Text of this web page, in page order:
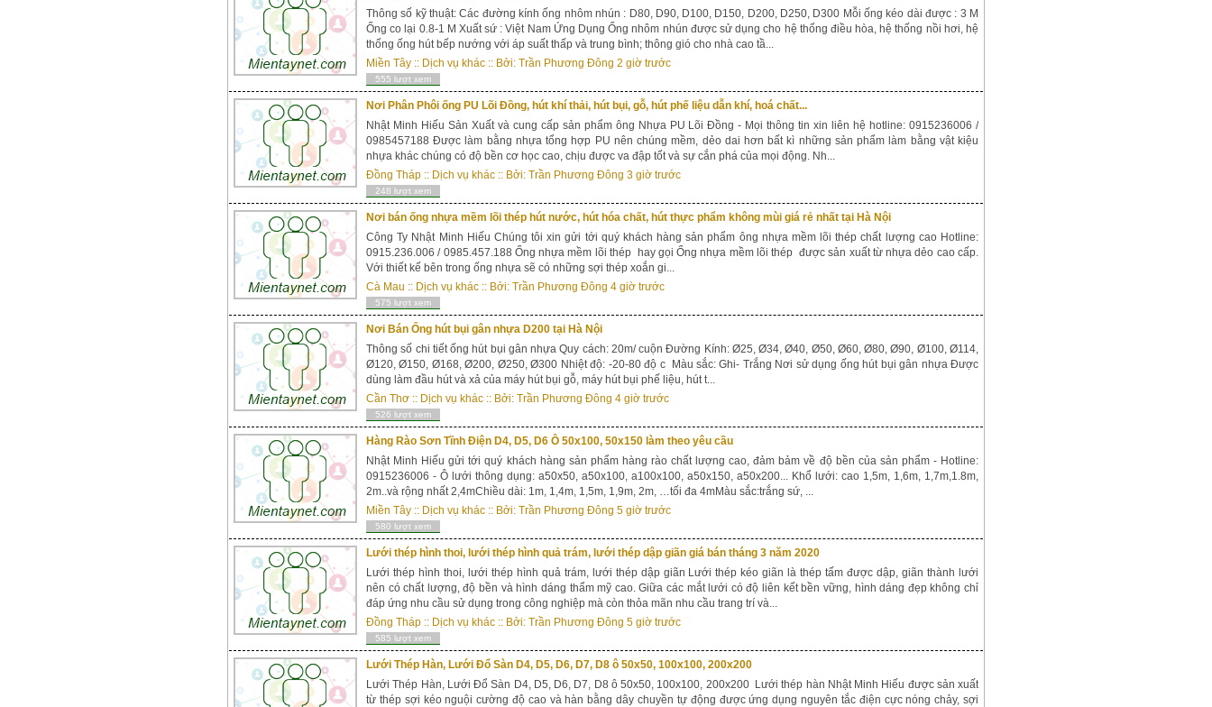
Thông số kỹ thuật: Các đường kính ống nhôm nhún : D80, D90, D100, D150, D200, D250, D300 Mỗi ống kéo dài được : 3 M
Ống co lại 0.8-1 M Xuất sứ : Việt Nam Ứng Dụng Ống nhôm nhún được sử dụng cho hệ thống điều hòa, hệ thống nồi hơi, hệ
thống ống hút bếp nướng với áp suất thấp và trung bình; thông gió cho nhà cao tầ...
Miền Tây :: Dịch vụ khác :: Bởi: Trần Phương Đông 2 giờ trước
555 lượt xem
Nơi Phân Phôi ống PU Lõi Đồng, hút khí thải, hút bụi, gỗ, hút phế liệu dẫn khí, hoá chất...
Nhật Minh Hiếu Sản Xuất và cung cấp sản phẩm ông Nhựa PU Lõi Đồng - Mọi thông tin xin liên hệ hotline: 0915236006 /
0985457188 Được làm bằng nhựa tổng hợp PU nên chúng mềm, dẻo dai hơn bất kì những sản phẩm làm bằng vật kiệu
nhựa khác chúng có độ bền cơ học cao, chịu được va đập tốt và sự cắn phá của mọi động. Nh...
Đồng Tháp :: Dịch vụ khác :: Bởi: Trần Phương Đông 3 giờ trước
248 lượt xem
Nơi bán ống nhựa mềm lõi thép hút nước, hút hóa chất, hút thực phẩm không mùi giá rẻ nhất tại Hà Nội
Công Ty Nhật Minh Hiếu Chúng tôi xin gửi tới quý khách hàng sản phẩm ông nhựa mềm lõi thép chất lượng cao Hotline:
0915.236.006 / 0985.457.188 Ống nhựa mềm lõi thép hay gọi Ống nhựa mềm lõi thép được sản xuất từ nhựa dẻo cao cấp.
Với thiết kế bên trong ống nhựa sẽ có những sợi thép xoắn gi...
Cà Mau :: Dịch vụ khác :: Bởi: Trần Phương Đông 4 giờ trước
575 lượt xem
Nơi Bán Ống hút bụi gân nhựa D200 tại Hà Nội
Thông số chi tiết ống hút bụi gân nhựa Quy cách: 20m/ cuộn Đường Kính: Ø25, Ø34, Ø40, Ø50, Ø60, Ø80, Ø90, Ø100, Ø114,
Ø120, Ø150, Ø168, Ø200, Ø250, Ø300 Nhiệt độ: -20-80 độ c Màu sắc: Ghi- Trắng Nơi sử dụng ống hút bụi gân nhựa Được
dùng làm đầu hút và xả của máy hút bụi gỗ, máy hút bụi phế liệu, hút t...
Cần Thơ :: Dịch vụ khác :: Bởi: Trần Phương Đông 4 giờ trước
526 lượt xem
Hàng Rào Sơn Tĩnh Điện D4, D5, D6 Ô 50x100, 50x150 làm theo yêu cầu
Nhật Minh Hiếu gửi tới quý khách hàng sản phẩm hàng rào chất lượng cao, đảm bảm về độ bền của sản phẩm - Hotline:
0915236006 - Ô lưới thông dụng: a50x50, a50x100, a100x100, a50x150, a50x200... Khổ lưới: cao 1,5m, 1,6m, 1,7m,1.8m,
2m..và rộng nhất 2,4mChiều dài: 1m, 1,4m, 1,5m, 1,9m, 2m, …tối đa 4mMàu sắc:trắng sứ, ...
Miền Tây :: Dịch vụ khác :: Bởi: Trần Phương Đông 5 giờ trước
580 lượt xem
Lưới thép hình thoi, lưới thép hình quả trám, lưới thép dập giãn giá bán tháng 3 năm 2020
Lưới thép hình thoi, lưới thép hình quả trám, lưới thép dập giãn Lưới thép kéo giãn là thép tấm được dập, giãn thành lưới
nên có chất lượng, độ bền và hình dáng thẩm mỹ cao. Giữa các mắt lưới có độ liên kết bền vững, hình dáng đẹp không chỉ
đáp ứng nhu cầu sử dụng trong công nghiệp mà còn thỏa mãn nhu cầu trang trí và...
Đồng Tháp :: Dịch vụ khác :: Bởi: Trần Phương Đông 5 giờ trước
585 lượt xem
Lưới Thép Hàn, Lưới Đổ Sàn D4, D5, D6, D7, D8 ô 50x50, 100x100, 200x200
Lưới Thép Hàn, Lưới Đổ Sàn D4, D5, D6, D7, D8 ô 50x50, 100x100, 200x200 Lưới thép hàn Nhật Minh Hiếu được sản xuất
từ thép sợi kéo nguội cường độ cao và hàn bằng dây chuyền tự động được ứng dụng nguyên tắc điện cực nóng chảy, sợi